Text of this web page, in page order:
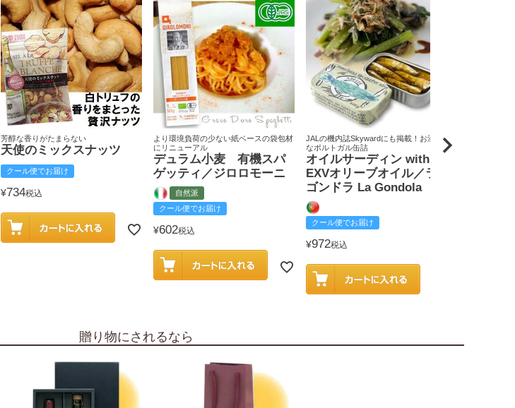
芳醇な香りがたまらない
天使のミックスナッツ
クール便でお届け
¥734税込
より環境負荷の少ない紙ベースの袋包材
にリニューアル
デュラム小麦 有機スパ
ゲッティ／ジロロモーニ
自然派
クール便でお届け
¥602税込
JALの機内誌Skywardにも掲載！お洒落
なポルトガル缶詰
オイルサーディン with
EXVオリーブオイル／ラ
ゴンドラ La Gondola
クール便でお届け
¥972税込
贈り物にされるなら